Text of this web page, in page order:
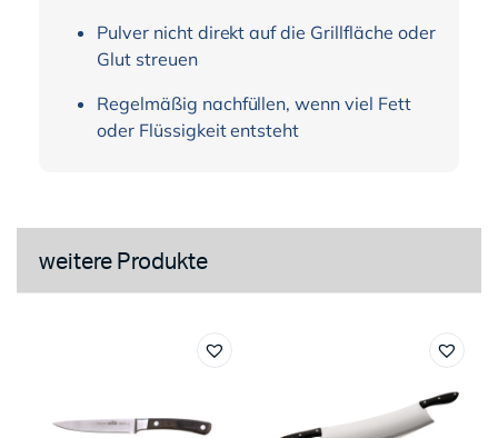
Pulver nicht direkt auf die Grillfläche oder
Glut streuen
Regelmäßig nachfüllen, wenn viel Fett
oder Flüssigkeit entsteht
weitere Produkte